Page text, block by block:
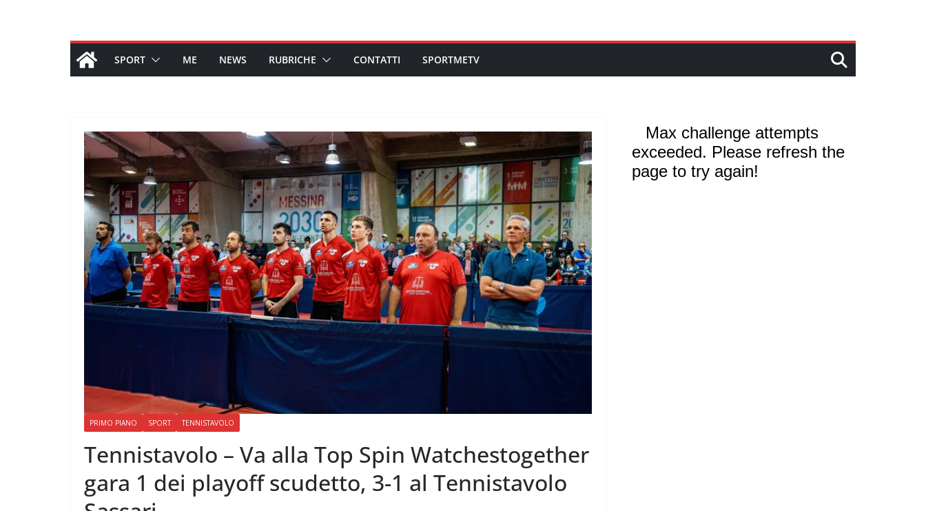
SPORT ME NEWS RUBRICHE CONTATTI SPORTMETV
PRIMO PIANO SPORT TENNISTAVOLO
Tennistavolo – Va alla Top Spin Watchestogether
gara 1 dei playoff scudetto, 3-1 al Tennistavolo